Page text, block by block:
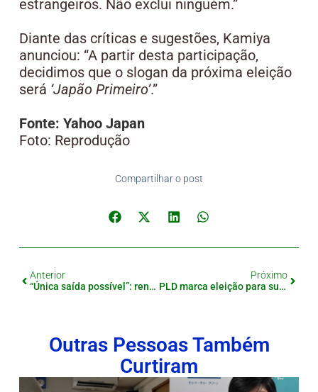
estrangeiros. Não exclui ninguém.”
Diante das críticas e sugestões, Kamiya
anunciou: “A partir desta participação,
decidimos que o slogan da próxima eleição
será ‘Japão Primeiro’.”
Fonte: Yahoo Japan
Foto: Reprodução
Compartilhar o post
Anterior
“Única saída possível”: renúncia de Ishiba busca conter crise no PLD
Próximo
PLD marca eleição para sucessor de Ishiba em 4 de outubro
Outras Pessoas Também
Curtiram